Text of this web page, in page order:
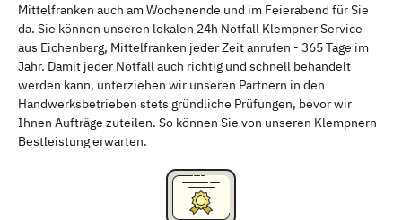
Schweinfurt Passau
Freising Rudelsdorf, Mittelfranken
Mittelfranken auch am Wochenende und im Feierabend für Sie
da. Sie können unseren lokalen 24h Notfall Klempner Service
aus Eichenberg, Mittelfranken jeder Zeit anrufen - 365 Tage im
Jahr. Damit jeder Notfall auch richtig und schnell behandelt
werden kann, unterziehen wir unseren Partnern in den
Handwerksbetrieben stets gründliche Prüfungen, bevor wir
Ihnen Aufträge zuteilen. So können Sie von unseren Klempnern
Bestleistung erwarten.